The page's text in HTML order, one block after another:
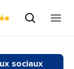
sociaux